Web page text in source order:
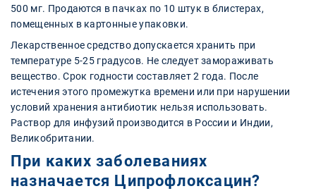
500 мг. Продаются в пачках по 10 штук в блистерах,
помещенных в картонные упаковки.
Лекарственное средство допускается хранить при
температуре 5-25 градусов. Не следует замораживать
вещество. Срок годности составляет 2 года. После
истечения этого промежутка времени или при нарушении
условий хранения антибиотик нельзя использовать.
Раствор для инфузий производится в России и Индии,
Великобритании.
При каких заболеваниях
назначается Ципрофлоксацин?